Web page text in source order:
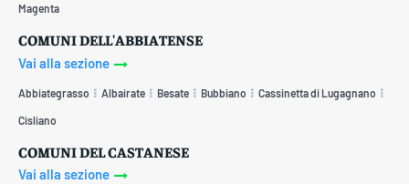
Magenta
COMUNI DELL'ABBIATENSE
Vai alla sezione
Abbiategrasso Albairate Besate Bubbiano Cassinetta di Lugagnano
Cisliano
COMUNI DEL CASTANESE
Vai alla sezione